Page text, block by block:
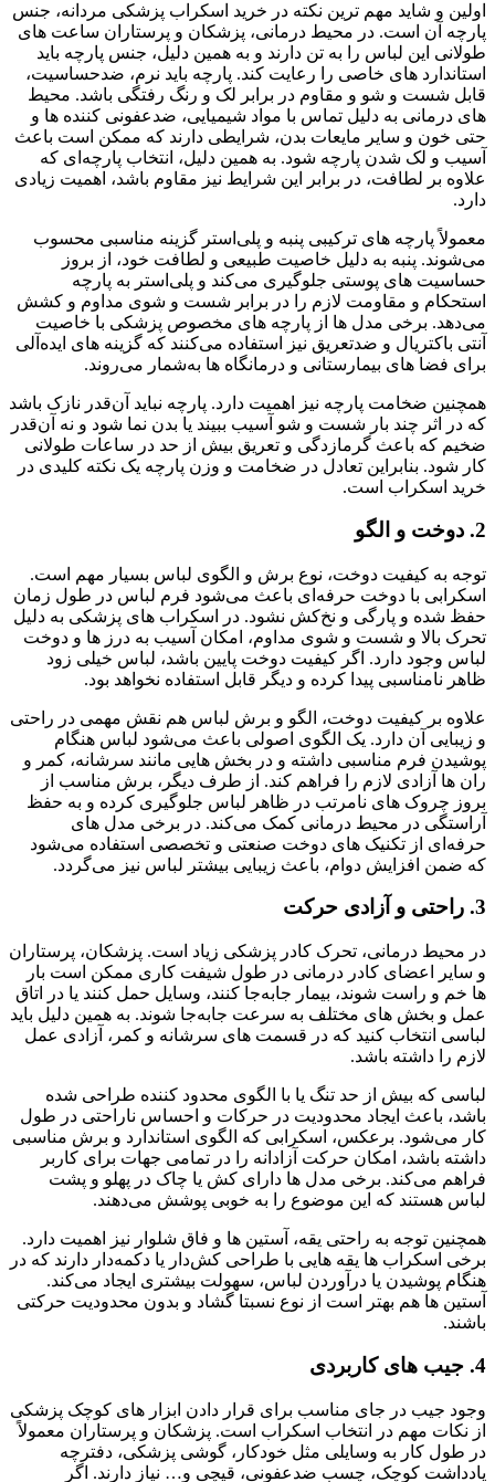
اولین و شاید مهم‌ ترین نکته در خرید اسکراب پزشکی مردانه، جنس
پارچه آن است. در محیط درمانی، پزشکان و پرستاران ساعت‌ های
طولانی این لباس را به تن دارند و به همین دلیل، جنس پارچه باید
استاندارد های خاصی را رعایت کند. پارچه باید نرم، ضدحساسیت،
قابل شست‌ و شو و مقاوم در برابر لک و رنگ‌ رفتگی باشد. محیط‌
های درمانی به دلیل تماس با مواد شیمیایی، ضدعفونی‌ کننده‌ ها و
حتی خون و سایر مایعات بدن، شرایطی دارند که ممکن است باعث
آسیب و لک شدن پارچه شود. به همین دلیل، انتخاب پارچه‌ای که
علاوه بر لطافت، در برابر این شرایط نیز مقاوم باشد، اهمیت زیادی
دارد.
معمولاً پارچه‌ های ترکیبی پنبه و پلی‌استر گزینه مناسبی محسوب
می‌شوند. پنبه به دلیل خاصیت طبیعی و لطافت خود، از بروز
حساسیت‌ های پوستی جلوگیری می‌کند و پلی‌استر به پارچه
استحکام و مقاومت لازم را در برابر شست‌ و شوی مداوم و کشش
می‌دهد. برخی مدل‌ ها از پارچه‌ های مخصوص پزشکی با خاصیت
آنتی‌ باکتریال و ضدتعریق نیز استفاده می‌کنند که گزینه‌ های ایده‌آلی
برای فضا های بیمارستانی و درمانگاه‌ ها به‌شمار می‌روند.
همچنین ضخامت پارچه نیز اهمیت دارد. پارچه نباید آن‌قدر نازک باشد
که در اثر چند بار شست‌ و شو آسیب ببیند یا بدن نما شود و نه آن‌قدر
ضخیم که باعث گرمازدگی و تعریق بیش از حد در ساعات طولانی
کار شود. بنابراین تعادل در ضخامت و وزن پارچه یک نکته کلیدی در
خرید اسکراب است.
2. دوخت و الگو
توجه به کیفیت دوخت، نوع برش و الگوی لباس بسیار مهم است.
اسکرابی با دوخت حرفه‌ای باعث می‌شود فرم لباس در طول زمان
حفظ شده و پارگی و نخ‌کش نشود. در اسکراب‌ های پزشکی به دلیل
تحرک بالا و شست‌ و شوی مداوم، امکان آسیب به درز ها و دوخت
لباس وجود دارد. اگر کیفیت دوخت پایین باشد، لباس خیلی زود
ظاهر نامناسبی پیدا کرده و دیگر قابل استفاده نخواهد بود.
علاوه بر کیفیت دوخت، الگو و برش لباس هم نقش مهمی در راحتی
و زیبایی آن دارد. یک الگوی اصولی باعث می‌شود لباس هنگام
پوشیدن فرم مناسبی داشته و در بخش‌ هایی مانند سرشانه، کمر و
ران‌ ها آزادی لازم را فراهم کند. از طرف دیگر، برش مناسب از
بروز چروک‌ های نامرتب در ظاهر لباس جلوگیری کرده و به حفظ
آراستگی در محیط درمانی کمک می‌کند. در برخی مدل‌ های
حرفه‌ای از تکنیک‌ های دوخت صنعتی و تخصصی استفاده می‌شود
که ضمن افزایش دوام، باعث زیبایی بیشتر لباس نیز می‌گردد.
3. راحتی و آزادی حرکت
در محیط درمانی، تحرک کادر پزشکی زیاد است. پزشکان، پرستاران
و سایر اعضای کادر درمانی در طول شیفت کاری ممکن است بار
ها خم و راست شوند، بیمار جابه‌جا کنند، وسایل حمل کنند یا در اتاق
عمل و بخش‌ های مختلف به‌ سرعت جابه‌جا شوند. به همین دلیل باید
لباسی انتخاب کنید که در قسمت‌ های سرشانه و کمر، آزادی عمل
لازم را داشته باشد.
لباسی که بیش از حد تنگ یا با الگوی محدود کننده طراحی شده
باشد، باعث ایجاد محدودیت در حرکات و احساس ناراحتی در طول
کار می‌شود. برعکس، اسکرابی که الگوی استاندارد و برش مناسبی
داشته باشد، امکان حرکت آزادانه را در تمامی جهات برای کاربر
فراهم می‌کند. برخی مدل‌ ها دارای کش یا چاک در پهلو و پشت
لباس هستند که این موضوع را به‌ خوبی پوشش می‌دهند.
همچنین توجه به راحتی یقه، آستین‌ ها و فاق شلوار نیز اهمیت دارد.
برخی اسکراب‌ ها یقه‌ هایی با طراحی کش‌دار یا دکمه‌دار دارند که در
هنگام پوشیدن یا درآوردن لباس، سهولت بیشتری ایجاد می‌کند.
آستین‌ ها هم بهتر است از نوع نسبتا گشاد و بدون محدودیت حرکتی
باشند.
4. جیب‌ های کاربردی
وجود جیب در جای مناسب برای قرار دادن ابزار های کوچک پزشکی
از نکات مهم در انتخاب اسکراب است. پزشکان و پرستاران معمولاً
در طول کار به وسایلی مثل خودکار، گوشی پزشکی، دفترچه
یادداشت کوچک، چسب ضدعفونی، قیچی و… نیاز دارند. اگر